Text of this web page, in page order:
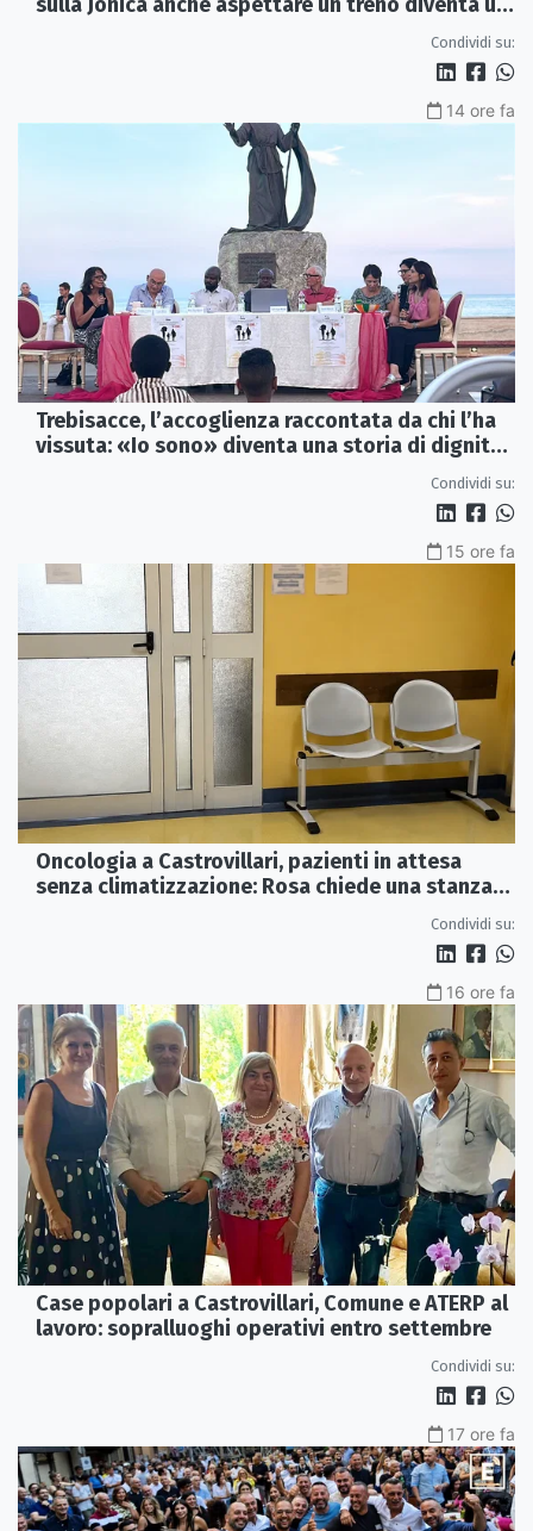
Condividi su:
14 ore fa
Trebisacce, l’accoglienza raccontata da chi l’ha
vissuta: «Io sono» diventa una storia di dignità
Condividi su:
15 ore fa
Oncologia a Castrovillari, pazienti in attesa
senza climatizzazione: Rosa chiede una stanza
Condividi su:
16 ore fa
Case popolari a Castrovillari, Comune e ATERP al
lavoro: sopralluoghi operativi entro settembre
Condividi su:
17 ore fa